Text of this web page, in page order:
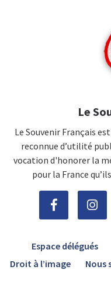
Le
Le Souvenir Français
reconnue d’utilité
vocation d'honorer la
pour la France
Espace délégués
Droit à l’image
Nous